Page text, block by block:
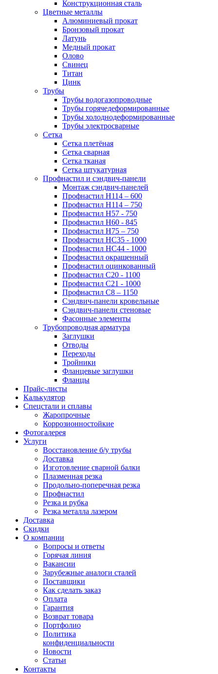
Конструкционная сталь
Цветные металлы
Алюминиевый прокат
Бронзовый прокат
Латунь
Медный прокат
Олово
Свинец
Титан
Цинк
Трубы
Трубы водогазопроводные
Трубы горячедеформированные
Трубы холоднодеформированные
Трубы электросварные
Сетка
Сетка плетёная
Сетка сварная
Сетка тканая
Сетка штукатурная
Профнастил и сэндвич-панели
Монтаж сэндвич-панелей
Профнастил Н114 – 600
Профнастил Н114 – 750
Профнастил Н57 - 750
Профнастил Н60 - 845
Профнастил Н75 – 750
Профнастил НС35 - 1000
Профнастил НС44 - 1000
Профнастил окрашенный
Профнастил оцинкованный
Профнастил С20 - 1100
Профнастил С21 - 1000
Профнастил С8 – 1150
Сэндвич-панели кровельные
Сэндвич-панели стеновые
Фасонные элементы
Трубопроводная арматура
Заглушки
Отводы
Переходы
Тройники
Фланцевые заглушки
Фланцы
Прайс-листы
Калькулятор
Спецстали и сплавы
Жаропрочные
Коррозионностойкие
Фотогалерея
Услуги
Восстановление б/у трубы
Доставка
Изготовление сварной балки
Плазменная резка
Продольно-поперечная резка
Профнастил
Резка и рубка
Резка металла лазером
Доставка
Скидки
О компании
Вопросы и ответы
Горячая линия
Вакансии
Зарубежные аналоги сталей
Поставщики
Как сделать заказ
Оплата
Гарантия
Возврат товара
Портфолио
Политика
конфиденциальности
Новости
Статьи
Контакты